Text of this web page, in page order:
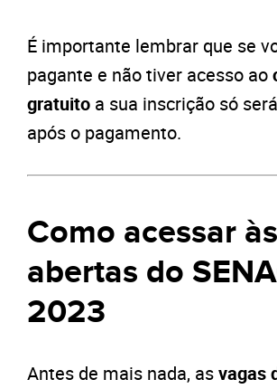
É importante lembrar que se
pagante e não tiver acesso ao
gratuito a sua inscrição só
após o pagamento.
Como acessar
abertas do
2023
Antes de mais nada, asvagas